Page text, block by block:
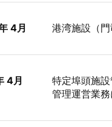
4月 港湾施設（
4月
特定埠頭施
管理運営業